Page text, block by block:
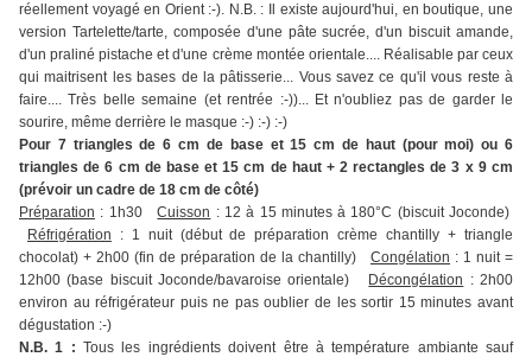
réellement voyagé en Orient :-). N.B. : Il existe aujourd'hui, en boutique, une
version Tartelette/tarte, composée d'une pâte sucrée, d'un biscuit amande,
d'un praliné pistache et d'une crème montée orientale.... Réalisable par ceux
qui maitrisent les bases de la pâtisserie... Vous savez ce qu'il vous reste à
faire.... Très belle semaine (et rentrée :-))... Et n'oubliez pas de garder le
sourire, même derrière le masque :-) :-) :-)
Pour 7 triangles de 6 cm de base et 15 cm de haut (pour moi) ou 6
triangles de 6 cm de base et 15 cm de haut + 2 rectangles de 3 x 9 cm
(prévoir un cadre de 18 cm de côté)
Préparation : 1h30Cuisson : 12 à 15 minutes à 180°C (biscuit Joconde)
Réfrigération : 1 nuit (début de préparation crème chantilly + triangle
chocolat) + 2h00 (fin de préparation de la chantilly) Congélation : 1 nuit =
12h00 (base biscuit Joconde/bavaroise orientale)
Décongélation : 2h00
environ au réfrigérateur puis ne pas oublier de les sortir 15 minutes avant
dégustation :-)
N.B. 1 :Tous les ingrédients doivent être à température ambiante sauf